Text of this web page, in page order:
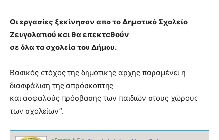
Οι εργασίες ξεκίνησαν από το Δημοτικό Σχολείο
Ζευγολατιού και θα επεκταθούν
σε όλα τα σχολεία του Δήμου.
Βασικός στόχος της δημοτικής αρχής παραμένει η
διασφάλιση της απρόσκοπτης
και ασφαλούς πρόσβασης των παιδιών στους χώρους
των σχολείων”.